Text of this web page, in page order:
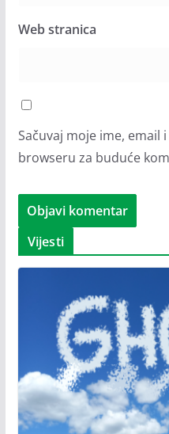
Web stranica
Sačuvaj moje ime, email
browseru za buduće
Vijesti